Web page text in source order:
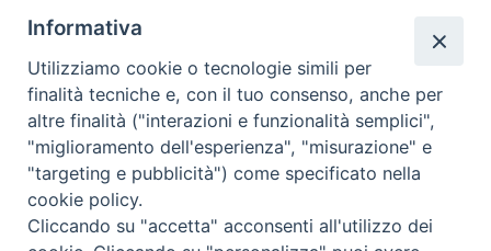
Redazione
Scrivici
Copyright © 2019 - Tutti i diritti riservati - Vita
Trentina Editrice
Informativa
Utilizziamo cookie o tecnologie simili per
finalità tecniche e, con il tuo consenso, anche per
altre finalità ("interazioni e funzionalità semplici",
"miglioramento dell'esperienza", "misurazione" e
"targeting e pubblicità") come specificato nella
cookie policy.
Cliccando su "accetta" acconsenti all'utilizzo dei